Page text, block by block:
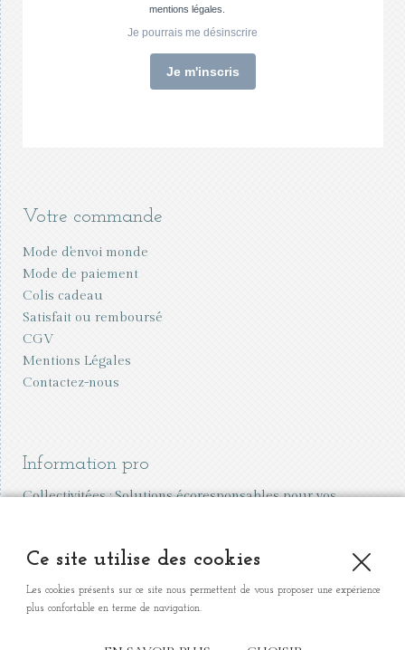
Votre commande
Mode d'envoi monde
Mode de paiement
Colis cadeau
Satisfait ou remboursé
CGV
Mentions Légales
Contactez-nous
Information pro
Collectivitées : Solutions écoresponsables pour vos
Ce site utilise des cookies
Les cookies présents sur ce site nous permettent de vous proposer une expérience
plus confortable en terme de navigation.